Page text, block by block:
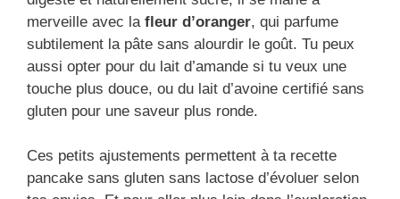
merveille avec la fleur d’oranger, qui parfume
subtilement la pâte sans alourdir le goût. Tu peux
aussi opter pour du lait d’amande si tu veux une
touche plus douce, ou du lait d’avoine certifié sans
gluten pour une saveur plus ronde.
Ces petits ajustements permettent à ta recette
pancake sans gluten sans lactose d’évoluer selon